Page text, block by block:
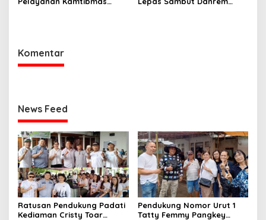
Komentar
News Feed
Ratusan Pendukung Padati
Kediaman Cristy Toar
Pendukung Nomor Urut 1
Tatty Femmy Pangkey